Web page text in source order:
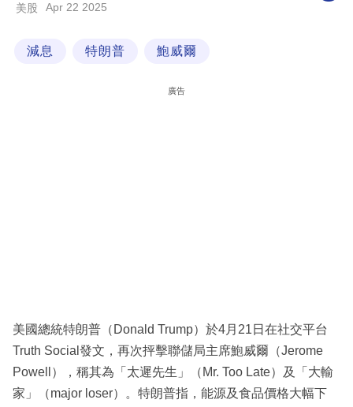
科
區
美股 Apr 22 2025
減息 特朗普 鮑威爾
廣告
美國總統特朗普（Donald Trump）於4月21日在社交平台
Truth Social發文，再次抨擊聯儲局主席鮑威爾（Jerome
Powell），稱其為「太遲先生」（Mr. Too Late）及「大輸
家」（major loser）。特朗普指，能源及食品價格大幅下